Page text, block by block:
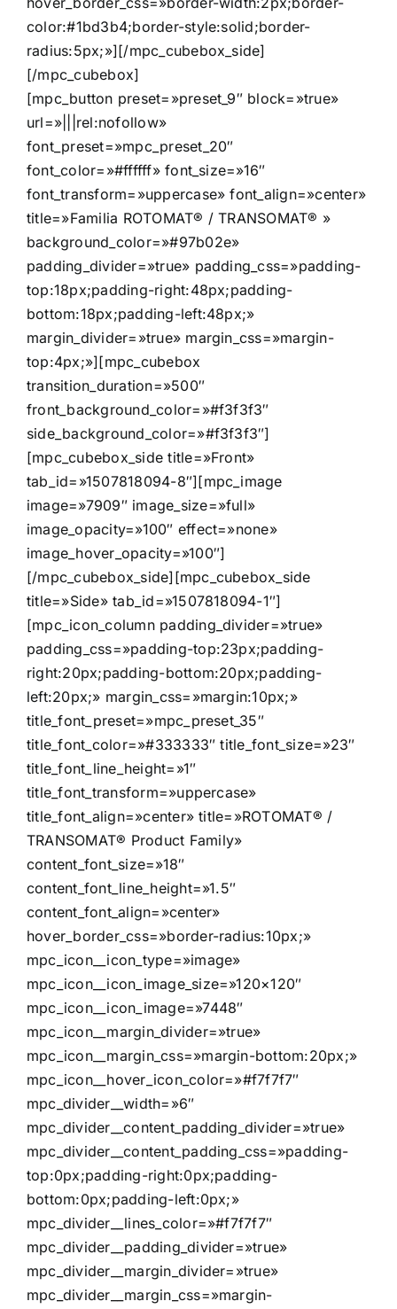
color:#1bd3b4;border-style:solid;border-
radius:5px;»][/mpc_cubebox_side]
[/mpc_cubebox]
[mpc_button preset=»preset_9″ block=»true»
url=»|||rel:nofollow»
font_preset=»mpc_preset_20″
font_color=»#ffffff» font_size=»16″
font_transform=»uppercase» font_align=»center»
title=»Familia ROTOMAT® / TRANSOMAT® »
background_color=»#97b02e»
padding_divider=»true» padding_css=»padding-
top:18px;padding-right:48px;padding-
bottom:18px;padding-left:48px;»
margin_divider=»true» margin_css=»margin-
top:4px;»][mpc_cubebox
transition_duration=»500″
front_background_color=»#f3f3f3″
side_background_color=»#f3f3f3″]
[mpc_cubebox_side title=»Front»
tab_id=»1507818094-8″][mpc_image
image=»7909″ image_size=»full»
image_opacity=»100″ effect=»none»
image_hover_opacity=»100″]
[/mpc_cubebox_side][mpc_cubebox_side
title=»Side» tab_id=»1507818094-1″]
[mpc_icon_column padding_divider=»true»
padding_css=»padding-top:23px;padding-
right:20px;padding-bottom:20px;padding-
left:20px;» margin_css=»margin:10px;»
title_font_preset=»mpc_preset_35″
title_font_color=»#333333″ title_font_size=»23″
title_font_line_height=»1″
title_font_transform=»uppercase»
title_font_align=»center» title=»ROTOMAT® /
TRANSOMAT® Product Family»
content_font_size=»18″
content_font_line_height=»1.5″
content_font_align=»center»
hover_border_css=»border-radius:10px;»
mpc_icon__icon_type=»image»
mpc_icon__icon_image_size=»120×120″
mpc_icon__icon_image=»7448″
mpc_icon__margin_divider=»true»
mpc_icon__margin_css=»margin-bottom:20px;»
mpc_icon__hover_icon_color=»#f7f7f7″
mpc_divider__width=»6″
mpc_divider__content_padding_divider=»true»
mpc_divider__content_padding_css=»padding-
top:0px;padding-right:0px;padding-
bottom:0px;padding-left:0px;»
mpc_divider__lines_color=»#f7f7f7″
mpc_divider__padding_divider=»true»
mpc_divider__margin_divider=»true»
mpc_divider__margin_css=»margin-